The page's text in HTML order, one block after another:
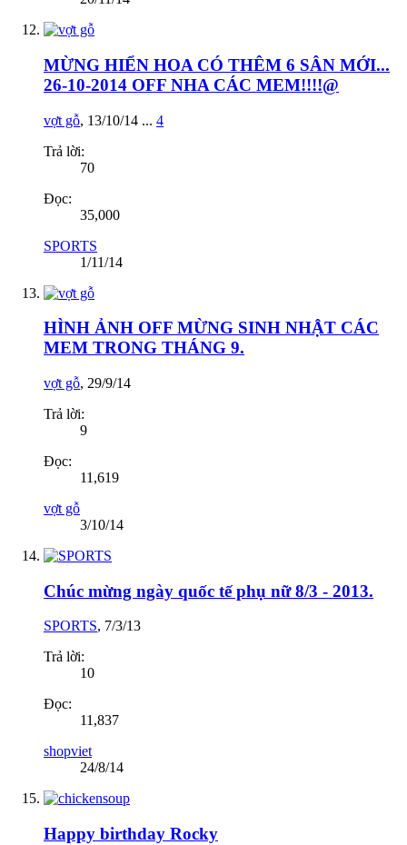
MỪNG HIỂN HOA CÓ THÊM 6 SÂN MỚI...
26-10-2014 OFF NHA CÁC MEM!!!!@
vợt gỗ, 13/10/14 ... 4
Trả lời:
70
Đọc:
35,000
SPORTS
1/11/14
HÌNH ẢNH OFF MỪNG SINH NHẬT CÁC
MEM TRONG THÁNG 9.
vợt gỗ, 29/9/14
Trả lời:
9
Đọc:
11,619
vợt gỗ
3/10/14
Chúc mừng ngày quốc tế phụ nữ 8/3 - 2013.
SPORTS, 7/3/13
Trả lời:
10
Đọc:
11,837
shopviet
24/8/14
Happy birthday Rocky